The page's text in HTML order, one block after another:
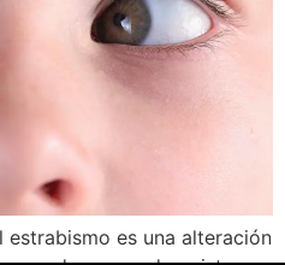
es una alteración